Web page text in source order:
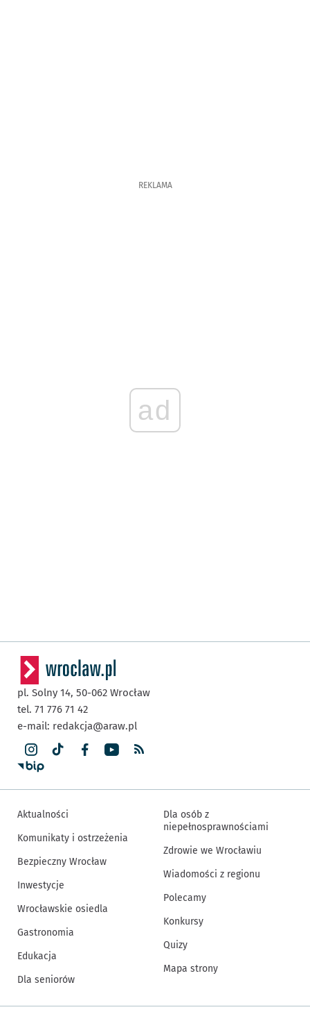
REKLAMA
ad
pl. Solny 14, 50-062 Wrocław
tel. 71 776 71 42
e-mail: redakcja@araw.pl
Aktualności
Komunikaty i ostrzeżenia
Bezpieczny Wrocław
Inwestycje
Wrocławskie osiedla
Gastronomia
Edukacja
Dla seniorów
Dla osób z
niepełnosprawnościami
Zdrowie we Wrocławiu
Wiadomości z regionu
Polecamy
Konkursy
Quizy
Mapa strony